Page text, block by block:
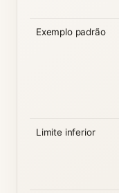
Exemplo padrão
Limite inferior